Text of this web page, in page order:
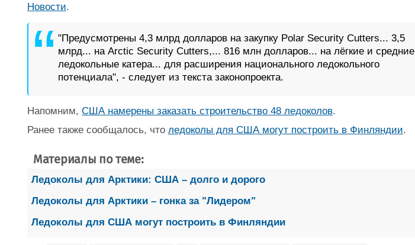
Новости.
"Предусмотрены 4,3 млрд долларов на закупку Polar Security Cutters... 3,5
млрд... на Arctic Security Cutters,... 816 млн долларов... на лёгкие и средние
ледокольные катера... для расширения национального ледокольного
потенциала", - следует из текста законопроекта.
Напомним, США намерены заказать строительство 48 ледоколов.
Ранее также сообщалось, что ледоколы для США могут построить в Финляндии.
Материалы по теме:
Ледоколы для Арктики: США – долго и дорого
Ледоколы для Арктики – гонка за "Лидером"
Ледоколы для США могут построить в Финляндии